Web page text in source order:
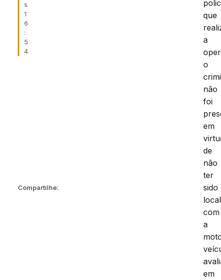
s
1
6
:
5
4
Compartilhe:
que
a
o
não
foi
em
de
não
ter
sido
com
a
em